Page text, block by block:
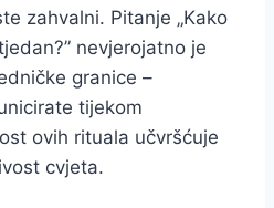
zahvalni. Pitanje „Kako
nevjerojatno je
granice –
tijekom
ovih rituala učvršćuje
cvjeta.